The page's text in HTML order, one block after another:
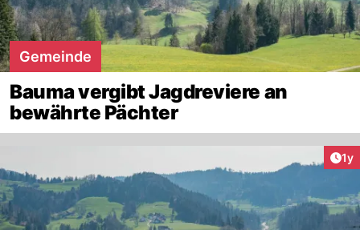
Gemeinde
Bauma vergibt Jagdreviere an
bewährte Pächter
1y